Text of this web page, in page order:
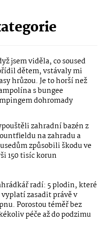
jsem viděla, co soused
dětem, vstávaly mi
hrůzou. Je to horší než
s bungee
dohromady
zahradní bazén z
na zahradu a
způsobili škodu ve
150 tisíc korun
radí: 5 plodin, které
vyplatí zasadit právě v
Porostou téměř bez
péče až do podzimu